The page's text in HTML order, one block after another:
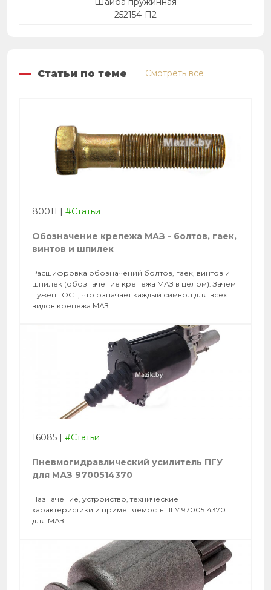
252154-П2
Статьи по теме Смотреть все
80011 | #Статьи
Обозначение крепежа МАЗ - болтов, гаек,
винтов и шпилек
Расшифровка обозначений болтов, гаек, винтов и
шпилек (обозначение крепежа МАЗ в целом). Зачем
нужен ГОСТ, что означает каждый символ для всех
видов крепежа МАЗ
16085 | #Статьи
Пневмогидравлический усилитель ПГУ
для МАЗ 9700514370
Назначение, устройство, технические
характеристики и применяемость ПГУ 9700514370
для МАЗ